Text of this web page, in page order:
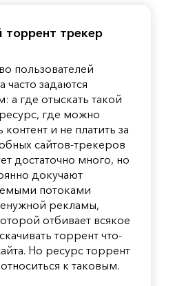
торрент трекер
пользователей
часто задаются
а где отыскать такой
где можно
контент и не платить за
сайтов-трекеров
достаточно много, но
докучают
потоками
рекламы,
отбивает всякое
торрент что-
Но ресурс торрент
к таковым.